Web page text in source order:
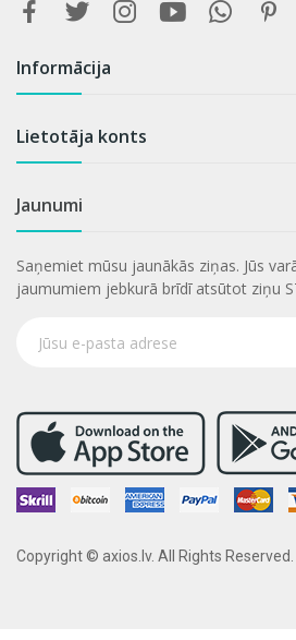
Informācija
Lietotāja konts
Jaunumi
Saņemiet mūsu jaunākās ziņas. Jūs
jaumumiem jebkurā brīdī atsūtot ziņu
Copyright © axios.lv. All Rights Reserved.